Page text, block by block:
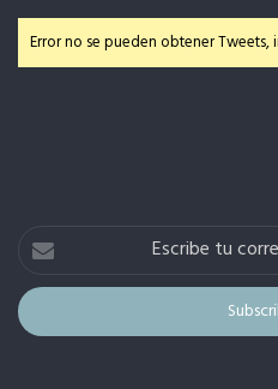
Error no se pueden obtener
Escribe
correo
electrónico